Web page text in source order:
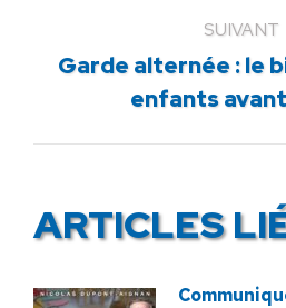
SUIVANT
Garde alternée : le
enfants
ARTICLES